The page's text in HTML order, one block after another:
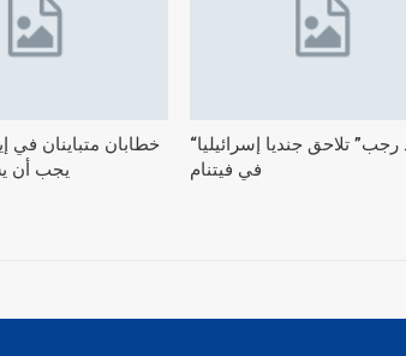
خطابان متباينان في
يجب أن
“هند رجب” تلاحق جنديا إسرائيليا
في فيتنام